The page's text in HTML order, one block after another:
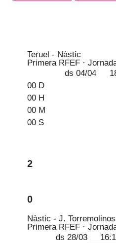
Teruel - Nàstic
Primera RFEF ·
ds 04/04
00 D
00 H
00 M
00 S
2
0
Nàstic - J. Torremolinos
Primera RFEF ·
ds 28/03